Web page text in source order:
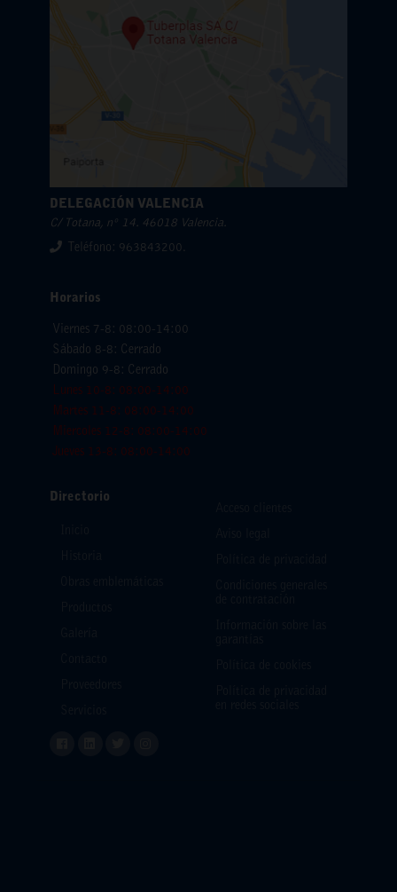
Directorio
DELEGACIÓN VALENCIA
C/ Totana, nº 14. 46018 Valencia.
Teléfono: 963843200.
Horarios
Viernes 7-8: 08:00-14:00
Sábado 8-8: Cerrado
Domingo 9-8: Cerrado
Lunes 10-8: 08:00-14:00
Martes 11-8: 08:00-14:00
Miercoles 12-8: 08:00-14:00
Jueves 13-8: 08:00-14:00